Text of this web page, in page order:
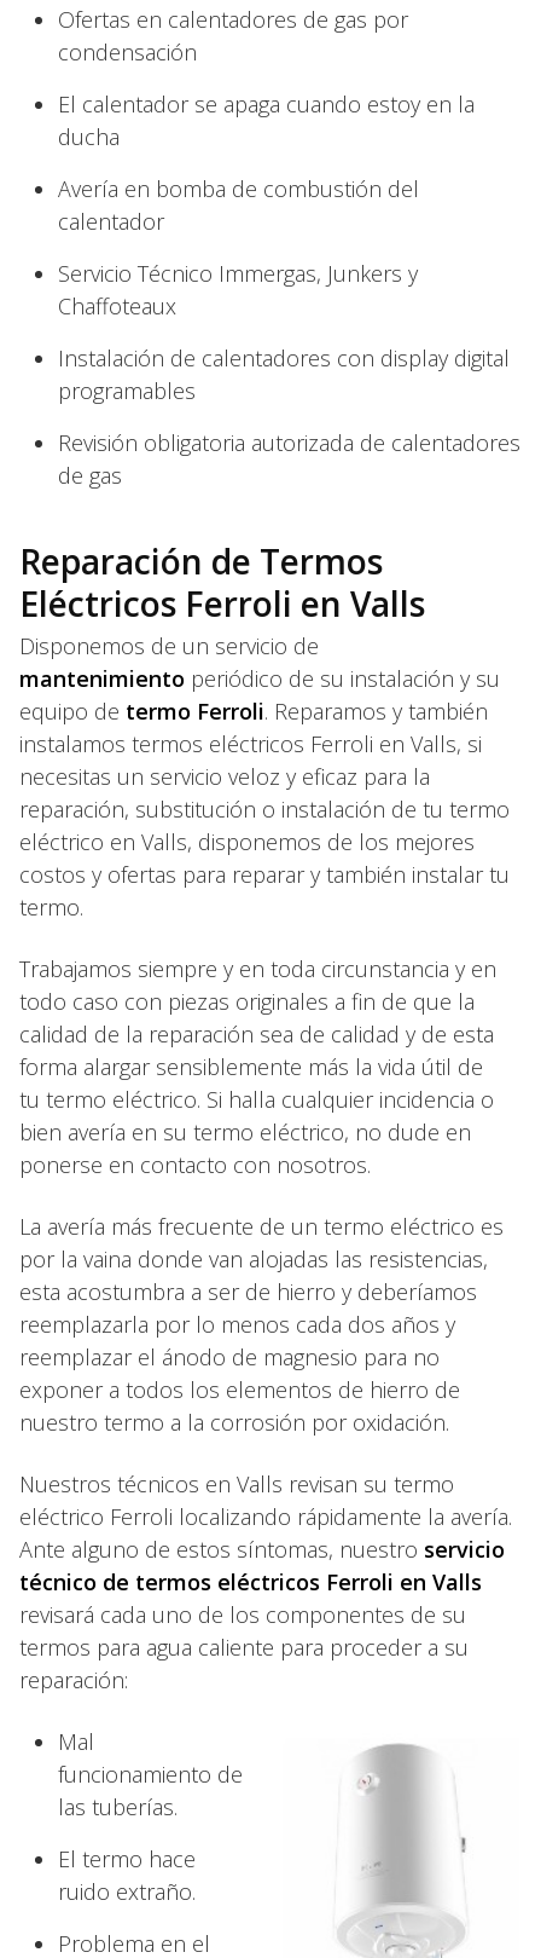
Ofertas en calentadores de gas por
condensación
El calentador se apaga cuando estoy en la
ducha
Avería en bomba de combustión del
calentador
Servicio Técnico Immergas, Junkers y
Chaffoteaux
Instalación de calentadores con display digital
programables
Revisión obligatoria autorizada de calentadores
de gas
Reparación de Termos
Eléctricos Ferroli en Valls
Disponemos de un servicio de
mantenimiento periódico de su instalación y su
equipo de termo Ferroli. Reparamos y también
instalamos termos eléctricos Ferroli en Valls, si
necesitas un servicio veloz y eficaz para la
reparación, substitución o instalación de tu termo
eléctrico en Valls, disponemos de los mejores
costos y ofertas para reparar y también instalar tu
termo.
Trabajamos siempre y en toda circunstancia y en
todo caso con piezas originales a fin de que la
calidad de la reparación sea de calidad y de esta
forma alargar sensiblemente más la vida útil de
tu termo eléctrico. Si halla cualquier incidencia o
bien avería en su termo eléctrico, no dude en
ponerse en contacto con nosotros.
La avería más frecuente de un termo eléctrico es
por la vaina donde van alojadas las resistencias,
esta acostumbra a ser de hierro y deberíamos
reemplazarla por lo menos cada dos años y
reemplazar el ánodo de magnesio para no
exponer a todos los elementos de hierro de
nuestro termo a la corrosión por oxidación.
Nuestros técnicos en Valls revisan su termo
eléctrico Ferroli localizando rápidamente la avería.
Ante alguno de estos síntomas, nuestro servicio
técnico de termos eléctricos Ferroli en Valls
revisará cada uno de los componentes de su
termos para agua caliente para proceder a su
reparación:
Mal
funcionamiento de
las tuberías.
El termo hace
ruido extraño.
Problema en el